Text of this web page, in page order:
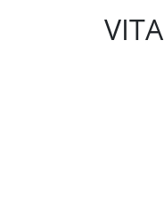
VITA